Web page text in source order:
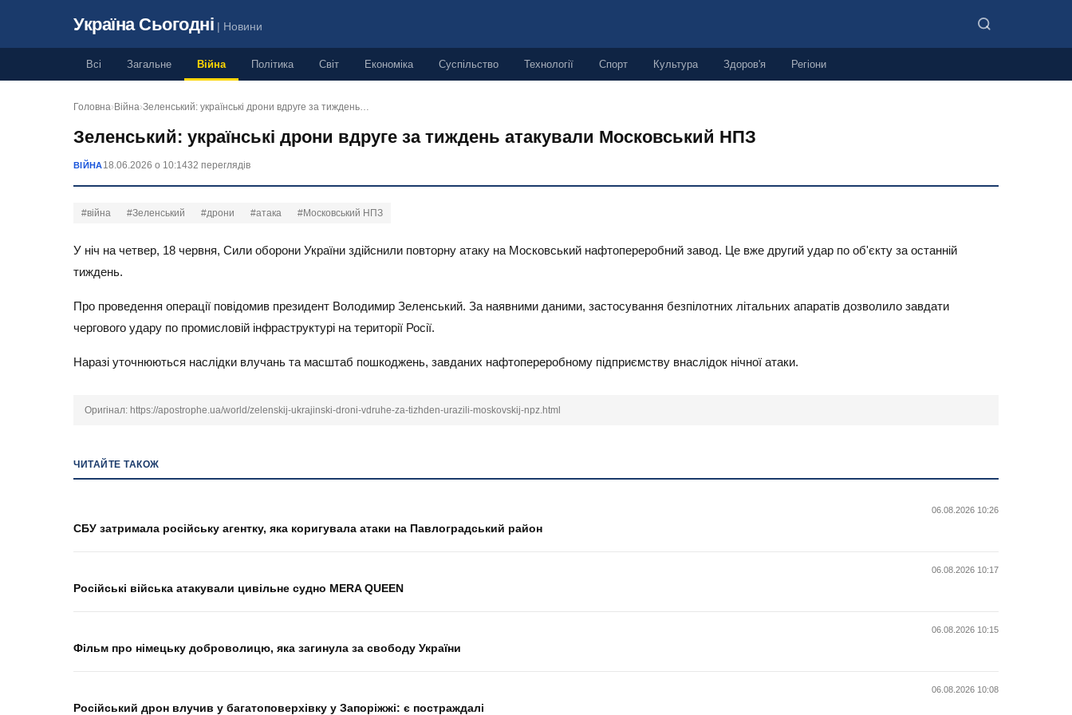
Україна Сьогодні | Новини
Всі Загальне Війна Політика Світ Економіка Суспільство Технології Спорт Культура Здоров'я Регіони
Головна› Війна›Зеленський: українські дрони вдруге за тиждень…
Зеленський: українські дрони вдруге за тиждень атакували Московський НПЗ
ВІЙНА18.06.2026 о 10:1432 переглядів
#війна #Зеленський #дрони #атака #Московський НПЗ
У ніч на четвер, 18 червня, Сили оборони України здійснили повторну атаку на Московський нафтопереробний завод. Це вже другий удар по об'єкту за останній
тиждень.
Про проведення операції повідомив президент Володимир Зеленський. За наявними даними, застосування безпілотних літальних апаратів дозволило завдати
чергового удару по промисловій інфраструктурі на території Росії.
Наразі уточнюються наслідки влучань та масштаб пошкоджень, завданих нафтопереробному підприємству внаслідок нічної атаки.
Оригінал: https://apostrophe.ua/world/zelenskij-ukrajinski-droni-vdruhe-za-tizhden-urazili-moskovskij-npz.html
ЧИТАЙТЕ ТАКОЖ
06.08.2026 10:26
СБУ затримала російську агентку, яка коригувала атаки на Павлоградський район
06.08.2026 10:17
Російські війська атакували цивільне судно MERA QUEEN
06.08.2026 10:15
Фільм про німецьку доброволицю, яка загинула за свободу України
06.08.2026 10:08
Російський дрон влучив у багатоповерхівку у Запоріжжі: є постраждалі